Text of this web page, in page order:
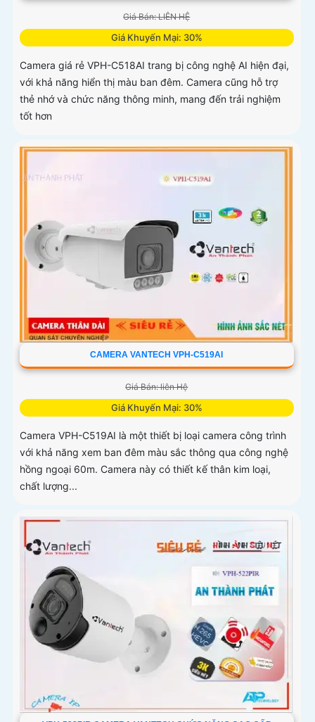
Giá Bán: LIÊN HỆ
Giá Khuyến Mại: 30%
Camera giá rẻ VPH-C518AI trang bị công nghệ AI hiện đại,
với khả năng hiển thị màu ban đêm. Camera cũng hỗ trợ
thẻ nhớ và chức năng thông minh, mang đến trải nghiệm
tốt hơn
CAMERA VANTECH VPH-C519AI
Giá Bán: liên Hệ
Giá Khuyến Mại: 30%
Camera VPH-C519AI là một thiết bị loại camera công trình
với khả năng xem ban đêm màu sắc thông qua công nghệ
hồng ngoại 60m. Camera này có thiết kế thân kim loại,
chất lượng...